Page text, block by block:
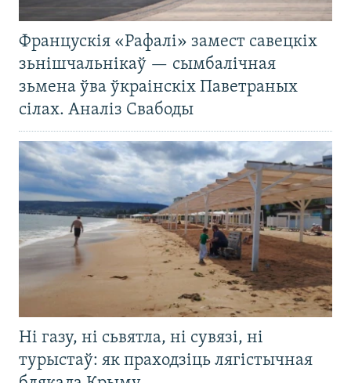
Францускія «Рафалі» замест савецкіх
зьнішчальнікаў — сымбалічная
зьмена ўва ўкраінскіх Паветраных
сілах. Аналіз Свабоды
Ні газу, ні сьвятла, ні сувязі, ні
турыстаў: як праходзіць лягістычная